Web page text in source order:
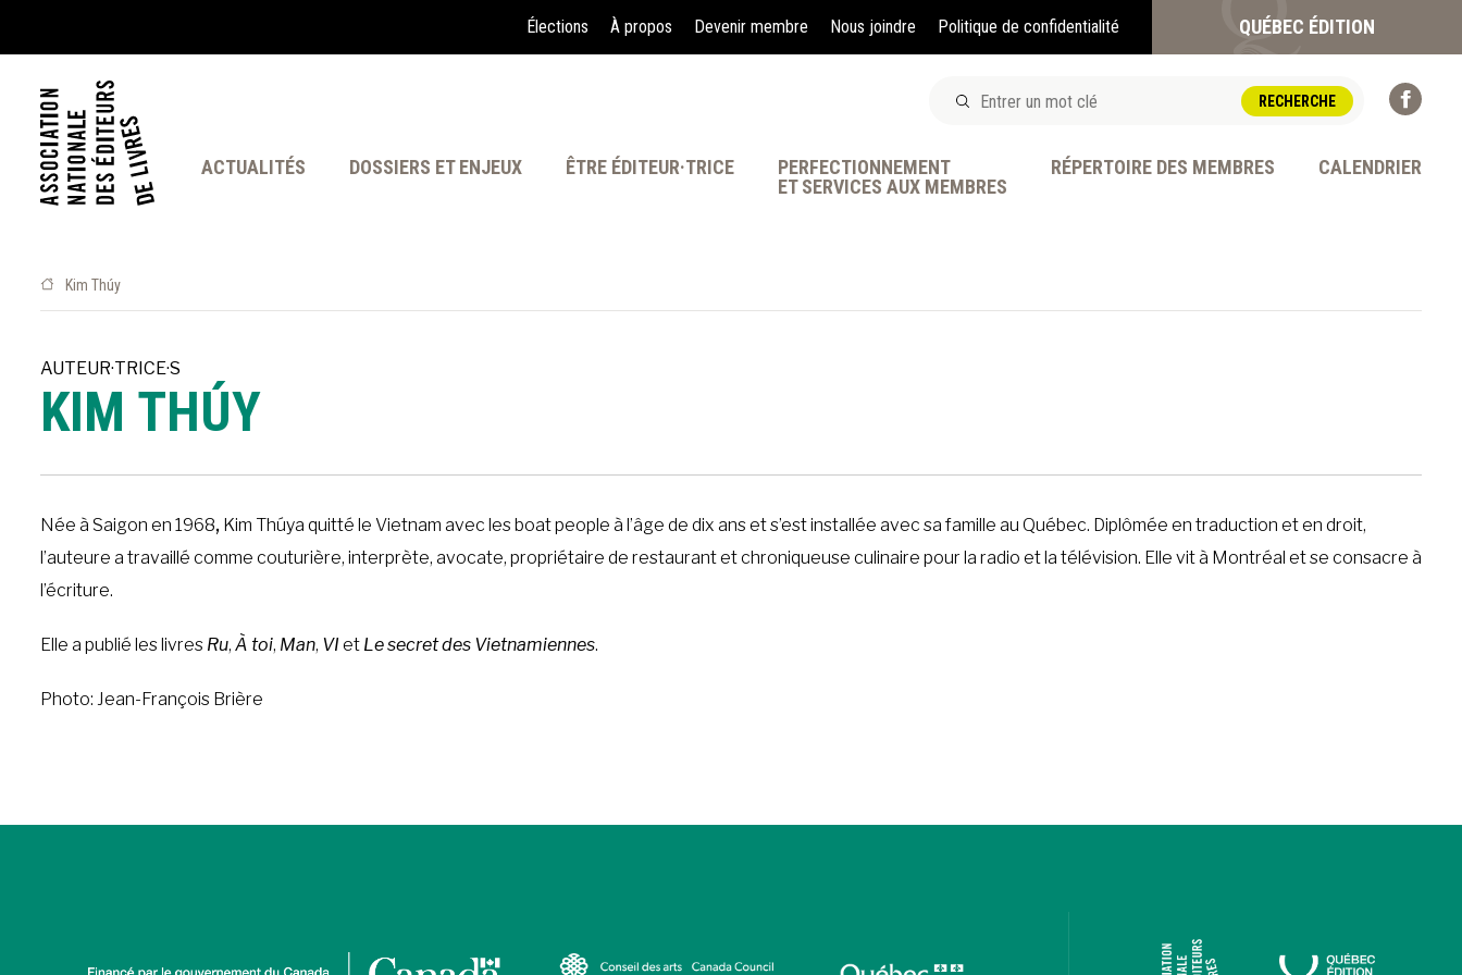
Élections À propos Devenir membre Nous joindre Politique de confidentialité QUÉBEC ÉDITION
ACTUALITÉS DOSSIERS ET ENJEUX ÊTRE ÉDITEUR·TRICE
PERFECTIONNEMENT
ET SERVICES AUX MEMBRES
À LA POINTE DE LA PROFESSION
RÉPERTOIRE DES MEMBRES CALENDRIER
Kim Thúy
AUTEUR·TRICE·S
KIM THÚY
Née à Saigon en 1968, Kim Thúya quitté le Vietnam avec les boat people à l’âge de dix ans et s’est installée avec sa famille au Québec. Diplômée en traduction et en droit,
l’auteure a travaillé comme couturière, interprète, avocate, propriétaire de restaurant et chroniqueuse culinaire pour la radio et la télévision. Elle vit à Montréal et se consacre à
l’écriture.
Elle a publié les livres Ru, À toi, Man, VI et Le secret des Vietnamiennes.
Photo: Jean-François Brière